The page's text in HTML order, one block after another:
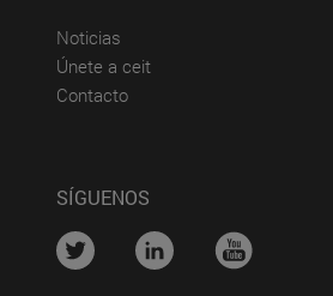
Noticias
Únete a ceit(abre en nueva ventana)
Contacto(abre en nueva ventana)
SÍGUENOS
.... .... ....